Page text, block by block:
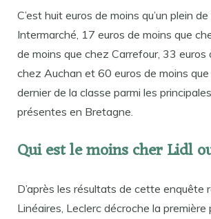
C’est huit euros de moins qu’un plein
Intermarché, 17 euros de moins que
de moins que chez Carrefour, 33 euros
chez Auchan et 60 euros de moins que
dernier de la classe parmi les
présentes en Bretagne.
Qui est le moins cher Lidl
D’après les résultats de cette enquête
Linéaires, Leclerc décroche la première